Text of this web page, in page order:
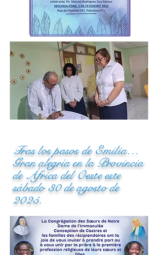
Tras los pasos de Emilia…
Gran alegría en la Provincia
de África del Oeste este
sábado 30 de agosto de
2025.